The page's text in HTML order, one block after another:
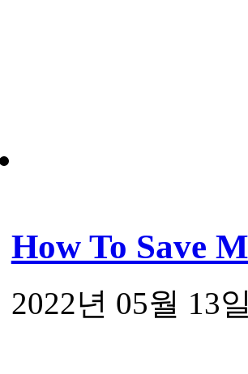
How To Save
2022년 05월 13일